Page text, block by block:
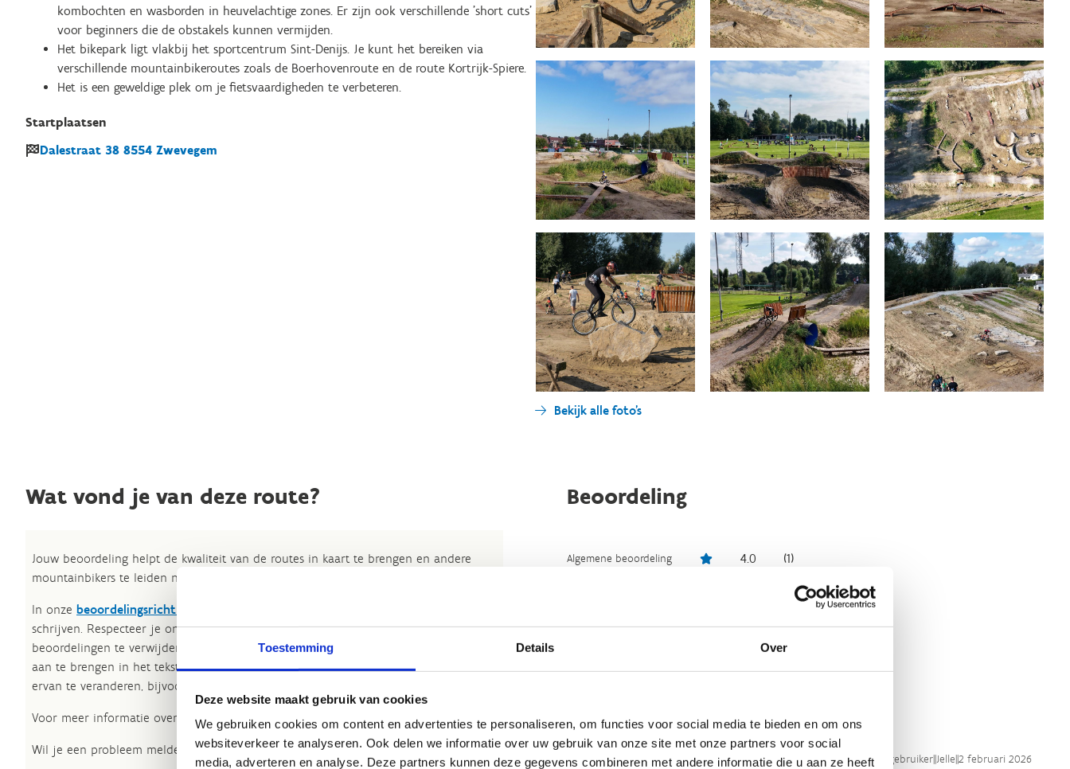
Toestemming Details Over
Deze website maakt gebruik van cookies
We gebruiken cookies om content en advertenties te personaliseren, om functies voor social media te bieden en om ons
websiteverkeer te analyseren. Ook delen we informatie over uw gebruik van onze site met onze partners voor social
media, adverteren en analyse. Deze partners kunnen deze gegevens combineren met andere informatie die u aan ze heeft
kombochten en wasborden in heuvelachtige zones. Er zijn ook verschillende 'short cuts'
voor beginners die de obstakels kunnen vermijden.
Het bikepark ligt vlakbij het sportcentrum Sint-Denijs. Je kunt het bereiken via
verschillende mountainbikeroutes zoals de Boerhovenroute en de route Kortrijk-Spiere.
Het is een geweldige plek om je fietsvaardigheden te verbeteren.
Startplaatsen
Dalestraat 38 8554 Zwevegem
Bekijk alle foto's
Wat vond je van deze route?
Jouw beoordeling helpt de kwaliteit van de routes in kaart te brengen en andere
mountainbikers te leiden naar de fijnste plekken.
In onze beoordelingsrichtlijnen
schrijven. Respecteer je onze richtlijnen niet, dan kunnen wij beslissen jouw
beoordelingen te verwijderen. Wij behouden ons het recht om kleine aanpassingen
aan te brengen in het tekstgedeelte van jouw evaluatie zonder de feitelijke inhoud
ervan te veranderen, bijvoorbeeld om taalfouten en leesbaarheid te verbeteren.​
Voor meer informatie over onze routestructuren, neem een kijkje bij deFAQ
Wil je een probleem melden op een route? Ga dan naar het Routemeldpunt.
Beoordeling
Algemene beoordeling 4.0 (1)
Reacties ( )
4 Sport Vlaanderen gebruiker||Jelle||2 februari 2026